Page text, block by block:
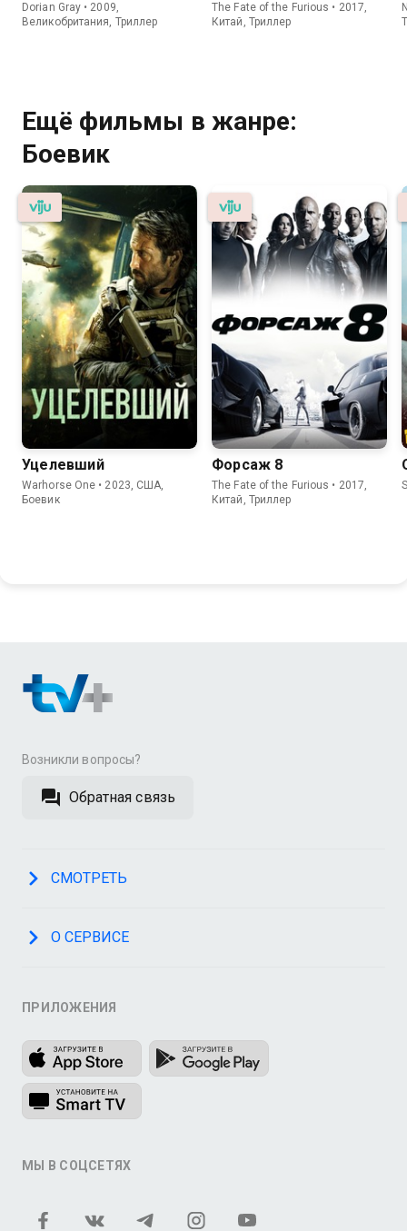
Dorian Gray • 2009,
Великобритания, Триллер
The Fate of the Furious • 2017,
Китай, Триллер
Ещё фильмы в жанре:
Боевик
Уцелевший
Warhorse One • 2023, США,
Боевик
Форсаж 8
The Fate of the Furious • 2017,
Китай, Триллер
Возникли вопросы?
Обратная связь
СМОТРЕТЬ
О СЕРВИСЕ
ПРИЛОЖЕНИЯ
МЫ В СОЦСЕТЯХ